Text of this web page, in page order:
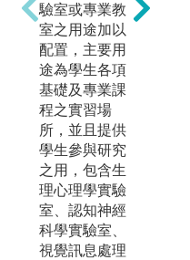
進行資料分析
圖解:心理實驗
法專用電腦
版權:臺大心理
系自有照片
驗室或專業教
室之用途加以
配置，主要用
途為學生各項
基礎及專業課
程之實習場
所，並且提供
學生參與研究
之用，包含生
理心理學實驗
室、認知神經
科學實驗室、
視覺訊息處理